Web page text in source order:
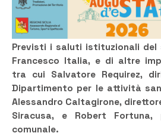
Previsti i saluti istituzionali del
Francesco Italia, e di altre
tra cui Salvatore Requirez,
Dipartimento per le attività
Alessandro Caltagirone,
Siracusa, e Robert Fortuna,
comunale.